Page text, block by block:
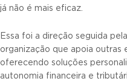
já não é mais eficaz.
Essa foi a direção seguida
organização que apoia outras
oferecendo soluções
autonomia financeira e